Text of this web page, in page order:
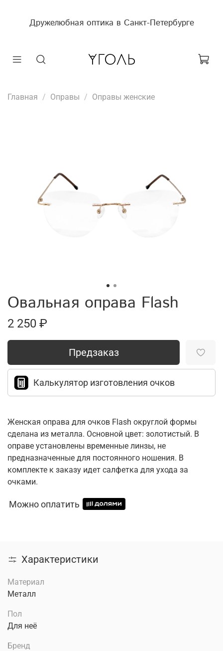
Дружелюбная оптика в Санкт-Петербурге
Главная Оправы Оправы женские
Овальная оправа Flash
2 250 ₽
Предзаказ
Калькулятор изготовления очков
Женская оправа для очков Flash округлой формы
сделана из металла. Основной цвет: золотистый. В
оправе установлены временные линзы, не
предназначенные для постоянного ношения. В
комплекте к заказу идет салфетка для ухода за
очками.
Можно оплатить
Характеристики
Материал
Металл
Пол
Для неё
Бренд